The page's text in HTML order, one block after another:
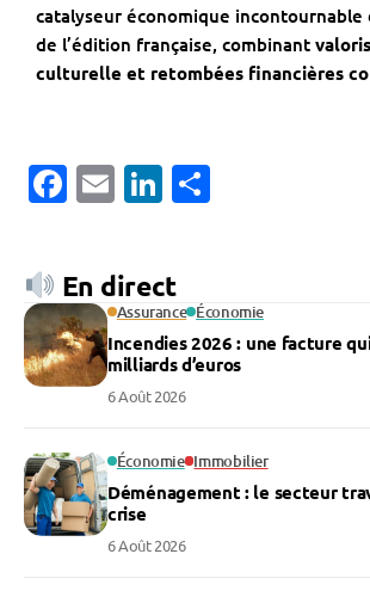
catalyseur économique incontournable
de l’édition française, combinant
culturelle et retombées financières
Facebook
EmailLinkedIn
En direct
Assurance Économie
Incendies 2026 : une facture
milliards d’euros
6 Août 2026
Économie Immobilier
Déménagement : le secteur
crise
6 Août 2026